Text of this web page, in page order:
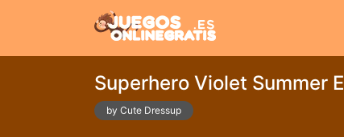
Superhero Violet Summer
by Cute Dressup